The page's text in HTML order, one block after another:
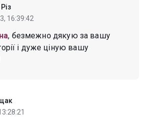
16:39:42
, безмежно дякую за вашу
і дуже ціную вашу